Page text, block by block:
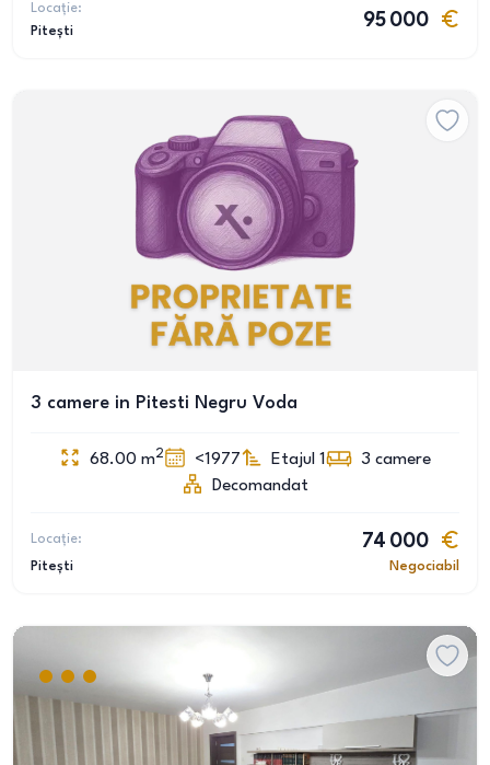
Locație:
Pitești
95 000
3 camere in Pitesti Negru Voda
68.00 m2 <1977 Etajul 1 3 camere
Decomandat
Locație:
Pitești
74 000
Negociabil